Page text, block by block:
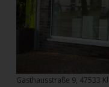
Gasthausstraße 9, 47533